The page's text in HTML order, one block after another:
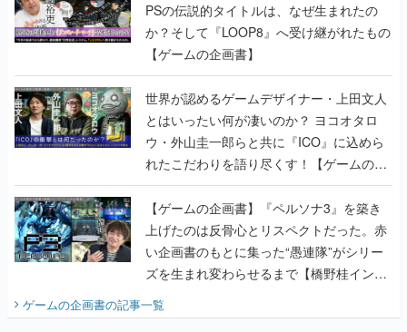
PSの伝説的タイトルは、なぜ生まれたの
か？そして『LOOP8』へ受け継がれたもの
【ゲームの企画書】
世界が認めるゲームデザイナー・上田文人
とはいったい何が凄いのか？ ヨコオタロ
ウ・外山圭一郎らと共に『ICO』に込めら
れたこだわりを語り尽くす！【ゲームの企
画書】
【ゲームの企画書】『ペルソナ3』を築き
上げたのは反骨心とリスペクトだった。赤
い企画書のもとに集った“愚連隊”がシリー
ズを生まれ変わらせるまで【橋野桂インタ
ビュー】
ゲームの企画書の記事一覧